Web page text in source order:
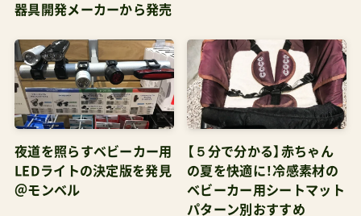
夜道を照らすベビーカー用
＠モンベル
【５分で分かる】赤ちゃん
ベビーカー用シートマット
パターン別おすすめ